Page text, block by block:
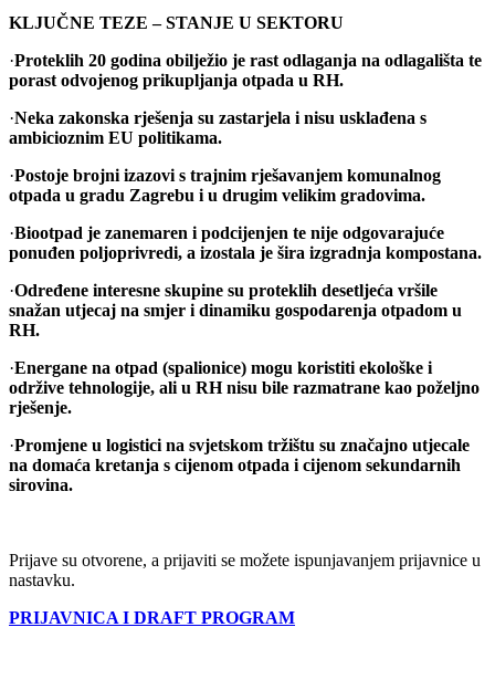
KLJUČNE TEZE – STANJE U SEKTORU
·Proteklih 20 godina obilježio je rast odlaganja na odlagališta te
porast odvojenog prikupljanja otpada u RH.
·Neka zakonska rješenja su zastarjela i nisu usklađena s
ambicioznim EU politikama.
·Postoje brojni izazovi s trajnim rješavanjem komunalnog
otpada u gradu Zagrebu i u drugim velikim gradovima.
·Biootpad je zanemaren i podcijenjen te nije odgovarajuće
ponuđen poljoprivredi, a izostala je šira izgradnja kompostana.
·Određene interesne skupine su proteklih desetljeća vršile
snažan utjecaj na smjer i dinamiku gospodarenja otpadom u
RH.
·Energane na otpad (spalionice) mogu koristiti ekološke i
održive tehnologije, ali u RH nisu bile razmatrane kao poželjno
rješenje.
·Promjene u logistici na svjetskom tržištu su značajno utjecale
na domaća kretanja s cijenom otpada i cijenom sekundarnih
sirovina.
Prijave su otvorene, a prijaviti se možete ispunjavanjem prijavnice u
nastavku.
PRIJAVNICA I DRAFT PROGRAM